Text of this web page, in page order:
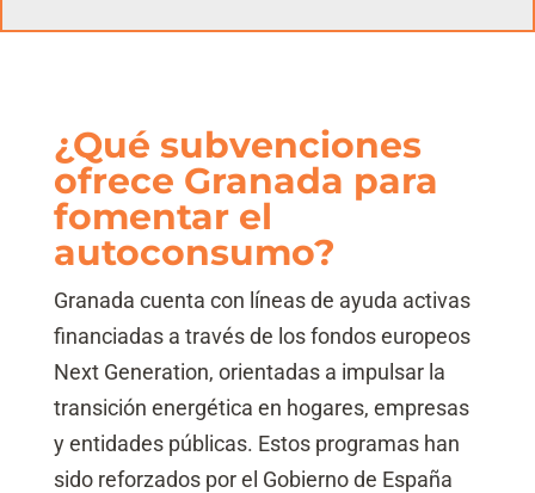
¿Qué subvenciones
ofrece Granada para
fomentar el
autoconsumo?
Granada cuenta con líneas de ayuda activas
financiadas a través de los fondos europeos
Next Generation, orientadas a impulsar la
transición energética en hogares, empresas
y entidades públicas. Estos programas han
sido reforzados por el Gobierno de España